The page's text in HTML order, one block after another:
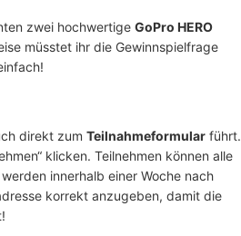
zwei hochwertige GoPro HERO
müsstet ihr die Gewinnspielfrage
direkt zum Teilnahmeformular führt.
klicken. Teilnehmen können alle
innerhalb einer Woche nach
korrekt anzugeben, damit die